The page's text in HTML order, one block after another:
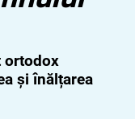
ortodox
și înălțarea